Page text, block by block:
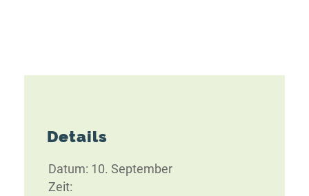
Details
Datum: 10. September
Zeit: